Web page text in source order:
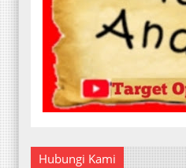
Hubungi Kami